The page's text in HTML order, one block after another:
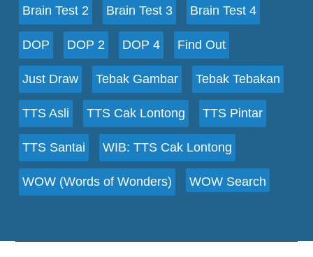
Brain Test 2 Brain Test 3 Brain Test 4
DOP DOP 2 DOP 4 Find Out
Just Draw Tebak Gambar Tebak Tebakan
TTS Asli TTS Cak Lontong TTS Pintar
TTS Santai WIB: TTS Cak Lontong
WOW (Words of Wonders) WOW Search